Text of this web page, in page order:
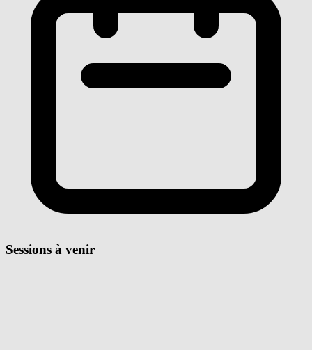
Sessions à venir